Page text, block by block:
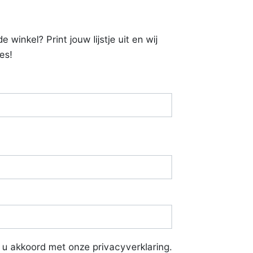
winkel? Print jouw lijstje uit en wij
akkoord met onze privacyverklaring.